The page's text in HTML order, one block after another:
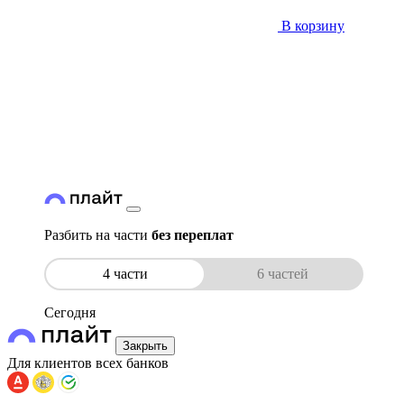
В корзину
Разбить на части без переплат
4 части 6 частей
Сегодня
Закрыть
Для клиентов всех банков